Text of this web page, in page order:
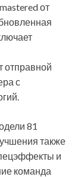
от
отправной
с
81
также
и
команда